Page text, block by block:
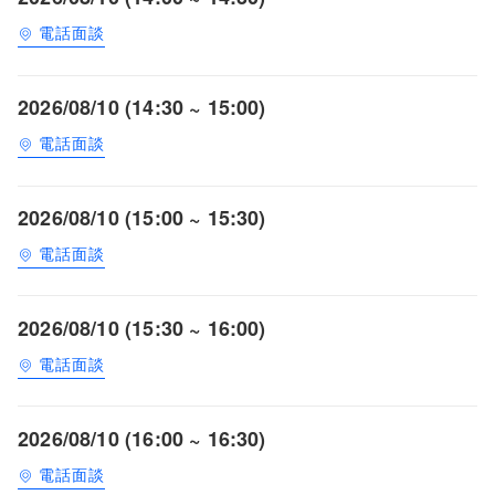
電話面談
2026/08/10 (14:30 ~ 15:00)
電話面談
2026/08/10 (15:00 ~ 15:30)
電話面談
2026/08/10 (15:30 ~ 16:00)
電話面談
2026/08/10 (16:00 ~ 16:30)
電話面談